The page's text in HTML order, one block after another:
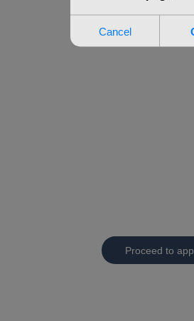
Proceed to app